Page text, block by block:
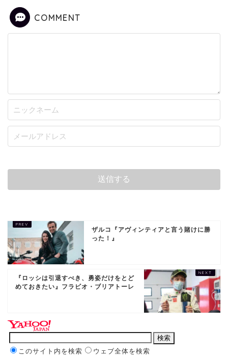
COMMENT
ザルコ『アヴィンティアと言う賭けに勝
った！』
『ロッシは引退すべき、勇姿だけをとど
めておきたい』フラビオ・ブリアトーレ
このサイト内を検索 ウェブ全体を検索